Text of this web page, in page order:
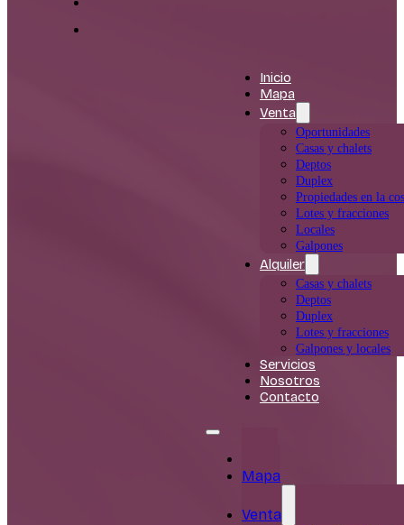
Inicio
Mapa
Venta
Oportunidades
Casas y chalets
Deptos
Duplex
Propiedades en la
Lotes y fracciones
Locales
Galpones
Alquiler
Casas y chalets
Deptos
Duplex
Lotes y fracciones
Galpones y locales
Servicios
Nosotros
Contacto
Mapa
Venta